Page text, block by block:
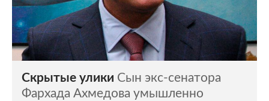
Скрытые улики Сын экс-сенатора
Фархада Ахмедова умышленно